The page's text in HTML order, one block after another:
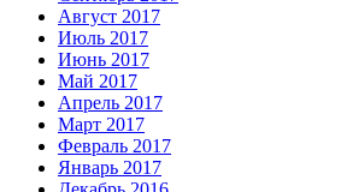
Август 2017
Июль 2017
Июнь 2017
Май 2017
Апрель 2017
Март 2017
Февраль 2017
Январь 2017